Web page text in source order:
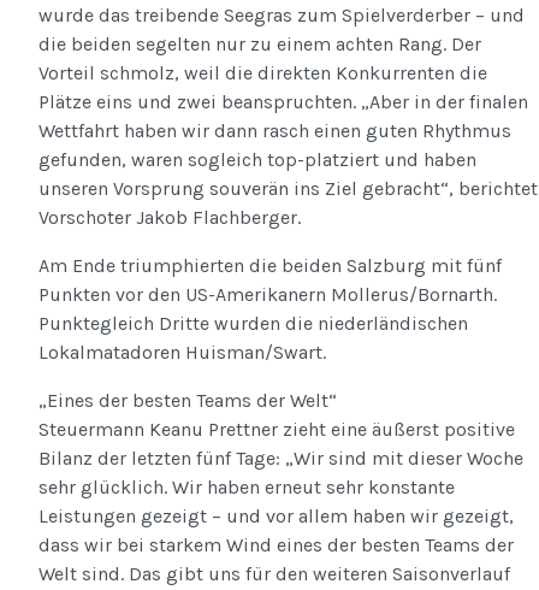
wurde das treibende Seegras zum Spielverderber – und
die beiden segelten nur zu einem achten Rang. Der
Vorteil schmolz, weil die direkten Konkurrenten die
Plätze eins und zwei beanspruchten. „Aber in der finalen
Wettfahrt haben wir dann rasch einen guten Rhythmus
gefunden, waren sogleich top-platziert und haben
unseren Vorsprung souverän ins Ziel gebracht“, berichtet
Vorschoter Jakob Flachberger.
Am Ende triumphierten die beiden Salzburg mit fünf
Punkten vor den US-Amerikanern Mollerus/Bornarth.
Punktegleich Dritte wurden die niederländischen
Lokalmatadoren Huisman/Swart.
„Eines der besten Teams der Welt“
Steuermann Keanu Prettner zieht eine äußerst positive
Bilanz der letzten fünf Tage: „Wir sind mit dieser Woche
sehr glücklich. Wir haben erneut sehr konstante
Leistungen gezeigt – und vor allem haben wir gezeigt,
dass wir bei starkem Wind eines der besten Teams der
Welt sind. Das gibt uns für den weiteren Saisonverlauf